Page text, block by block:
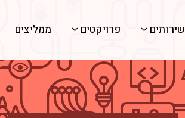
שירותים פרויקטים ממליצים